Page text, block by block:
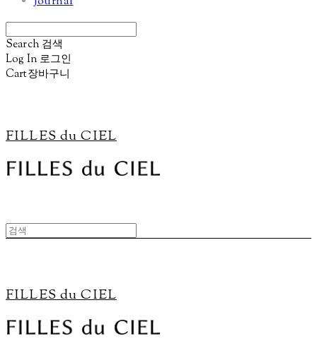
Search 검색
Log In 로그인
Cart장바구니
FILLES du CIEL
FILLES du CIEL